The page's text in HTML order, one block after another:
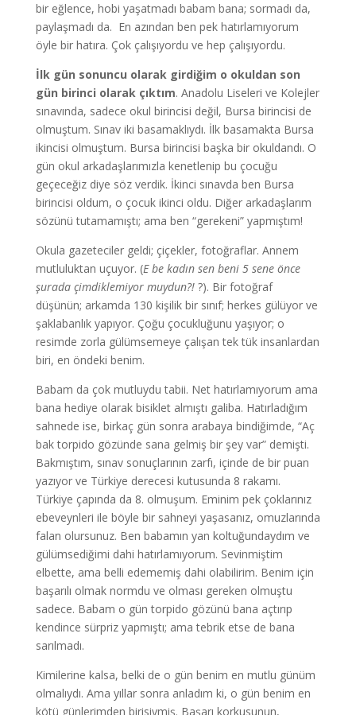
bir eğlence, hobi yaşatmadı babam bana; sormadı da,
paylaşmadı da. En azından ben pek hatırlamıyorum
öyle bir hatıra. Çok çalışıyordu ve hep çalışıyordu.
İlk gün sonuncu olarak girdiğim o okuldan son
gün birinci olarak çıktım. Anadolu Liseleri ve Kolejler
sınavında, sadece okul birincisi değil, Bursa birincisi de
olmuştum. Sınav iki basamaklıydı. İlk basamakta Bursa
ikincisi olmuştum. Bursa birincisi başka bir okuldandı. O
gün okul arkadaşlarımızla kenetlenip bu çocuğu
geçeceğiz diye söz verdik. İkinci sınavda ben Bursa
birincisi oldum, o çocuk ikinci oldu. Diğer arkadaşlarım
sözünü tutamamıştı; ama ben “gerekeni” yapmıştım!
Okula gazeteciler geldi; çiçekler, fotoğraflar. Annem
mutluluktan uçuyor. (E be kadın sen beni 5 sene önce
şurada çimdiklemiyor muydun?! ?). Bir fotoğraf
düşünün; arkamda 130 kişilik bir sınıf; herkes gülüyor ve
şaklabanlık yapıyor. Çoğu çocukluğunu yaşıyor; o
resimde zorla gülümsemeye çalışan tek tük insanlardan
biri, en öndeki benim.
Babam da çok mutluydu tabii. Net hatırlamıyorum ama
bana hediye olarak bisiklet almıştı galiba. Hatırladığım
sahnede ise, birkaç gün sonra arabaya bindiğimde, “Aç
bak torpido gözünde sana gelmiş bir şey var” demişti.
Bakmıştım, sınav sonuçlarının zarfı, içinde de bir puan
yazıyor ve Türkiye derecesi kutusunda 8 rakamı.
Türkiye çapında da 8. olmuşum. Eminim pek çoklarınız
ebeveynleri ile böyle bir sahneyi yaşasanız, omuzlarında
falan olursunuz. Ben babamın yan koltuğundaydım ve
gülümsediğimi dahi hatırlamıyorum. Sevinmiştim
elbette, ama belli edememiş dahi olabilirim. Benim için
başarılı olmak normdu ve olması gereken olmuştu
sadece. Babam o gün torpido gözünü bana açtırıp
kendince sürpriz yapmıştı; ama tebrik etse de bana
sarılmadı.
Kimilerine kalsa, belki de o gün benim en mutlu günüm
olmalıydı. Ama yıllar sonra anladım ki, o gün benim en
kötü günlerimden birisiymiş. Başarı korkusunun,